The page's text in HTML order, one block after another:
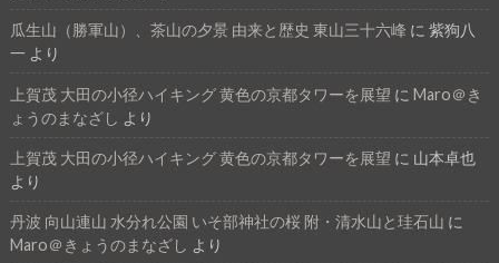
瓜生山（勝軍山）、茶山の夕景 由来と歴史 東山三十六峰 に 紫狗八
一 より
上賀茂 大田の小径ハイキング 黄色の京都タワーを展望 に Maro＠き
ょうのまなざし より
上賀茂 大田の小径ハイキング 黄色の京都タワーを展望 に 山本卓也
より
丹波 向山連山 水分れ公園 いそ部神社の桜 附・清水山と珪石山 に
Maro＠きょうのまなざし より